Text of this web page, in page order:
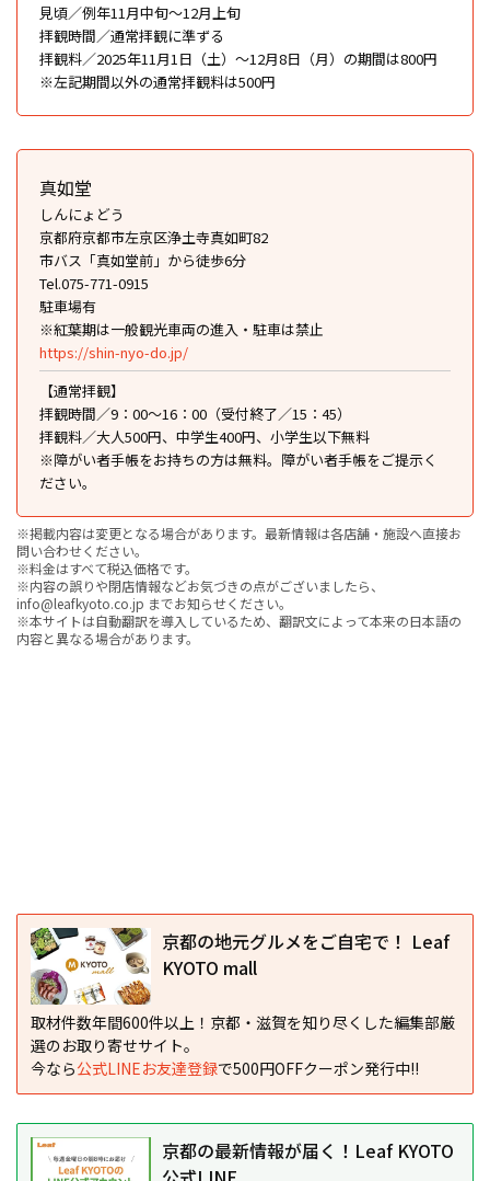
見頃／例年11月中旬～12月上旬
拝観時間／通常拝観に準ずる
拝観料／2025年11月1日（土）～12月8日（月）の期間は800円
※左記期間以外の通常拝観料は500円
真如堂
しんにょどう
京都府京都市左京区浄土寺真如町82
市バス「真如堂前」から徒歩6分
Tel.075-771-0915
駐車場有
※紅葉期は一般観光⾞両の進⼊・駐⾞は禁⽌
https://shin-nyo-do.jp/
【通常拝観】
拝観時間／9：00～16：00（受付終了／15：45）
拝観料／大人500円、中学生400円、小学生以下無料
※障がい者手帳をお持ちの方は無料。障がい者手帳をご提示く
ださい。
※掲載内容は変更となる場合があります。最新情報は各店舗・施設へ直接お
問い合わせください。
※料金はすべて税込価格です。
※内容の誤りや閉店情報などお気づきの点がございましたら、
info@leafkyoto.co.jp までお知らせください。
※本サイトは自動翻訳を導入しているため、翻訳文によって本来の日本語の
内容と異なる場合があります。
京都の地元グルメをご自宅で！ Leaf
KYOTO mall
取材件数年間600件以上！京都・滋賀を知り尽くした編集部厳
選のお取り寄せサイト。
今なら公式LINEお友達登録で500円OFFクーポン発行中!!
京都の最新情報が届く！Leaf KYOTO